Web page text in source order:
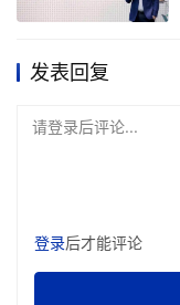
发表回复
请登录后评论...
登录后才能评论